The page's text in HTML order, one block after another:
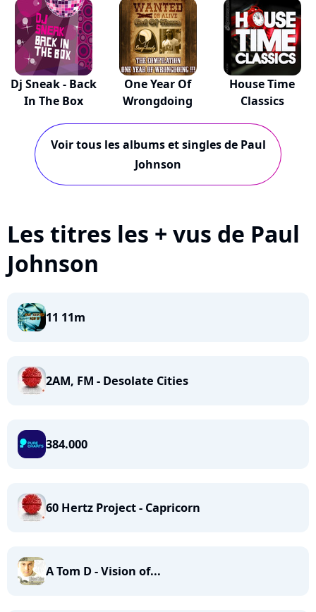
Dj Sneak - Back
In The Box
One Year Of
Wrongdoing
House Time
Classics
Voir tous les albums et singles de Paul
Johnson
Les titres les + vus de Paul
Johnson
11 11m
2AM, FM - Desolate Cities
384.000
60 Hertz Project - Capricorn
A Tom D - Vision of...